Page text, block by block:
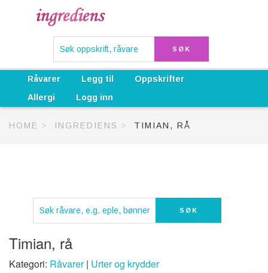
Råvarer Legg til
Oppskrifter
Allergi
Logg inn
HOME INGREDIENS TIMIAN, RÅ
Timian, rå
Kategori: Råvarer| Urter og krydder